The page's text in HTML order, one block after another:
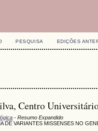
PESQUISA EDIÇÕES
Centro
- Resumo Expandido
DE VARIANTES MISSENSES NO